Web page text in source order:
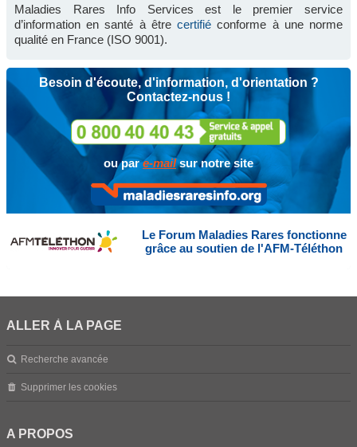
Maladies Rares Info Services est le premier service
d’information en santé à êtrecertifié conforme à une norme
qualité en France (ISO 9001).
Besoin d'écoute, d'information, d'orientation ?
Contactez-nous !
ou pare-mailsur notre site
Le Forum Maladies Rares fonctionne
grâce au soutien de l'AFM-Téléthon
ALLER À LA PAGE
Recherche avancée
Supprimer les cookies
A PROPOS